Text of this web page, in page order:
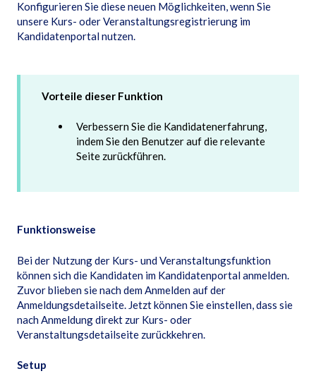
Konfigurieren Sie diese neuen Möglichkeiten, wenn Sie
unsere Kurs- oder Veranstaltungsregistrierung im
Kandidatenportal nutzen.
Vorteile dieser Funktion
Verbessern Sie die Kandidatenerfahrung,
indem Sie den Benutzer auf die relevante
Seite zurückführen.
Funktionsweise
Bei der Nutzung der Kurs- und Veranstaltungsfunktion
können sich die Kandidaten im Kandidatenportal anmelden.
Zuvor blieben sie nach dem Anmelden auf der
Anmeldungsdetailseite. Jetzt können Sie einstellen, dass sie
nach Anmeldung direkt zur Kurs- oder
Veranstaltungsdetailseite zurückkehren.
Setup